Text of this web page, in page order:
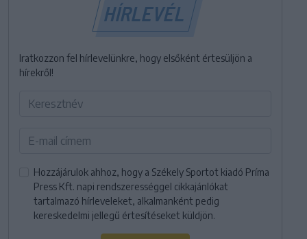
HÍRLEVÉL
Iratkozzon fel hírlevelünkre, hogy elsőként értesüljön a
hírekről!
Hozzájárulok ahhoz, hogy a Székely Sportot kiadó Príma
Press Kft. napi rendszerességgel cikkajánlókat
tartalmazó hírleveleket, alkalmanként pedig
kereskedelmi jellegű értesítéseket küldjön.